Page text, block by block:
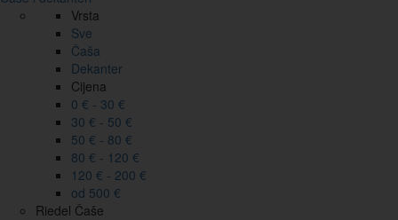
Vrsta
Sve
Čaša
Dekanter
Cijena
0 € - 30 €
30 € - 50 €
50 € - 80 €
80 € - 120 €
120 € - 200 €
od 500 €
Riedel Čaše